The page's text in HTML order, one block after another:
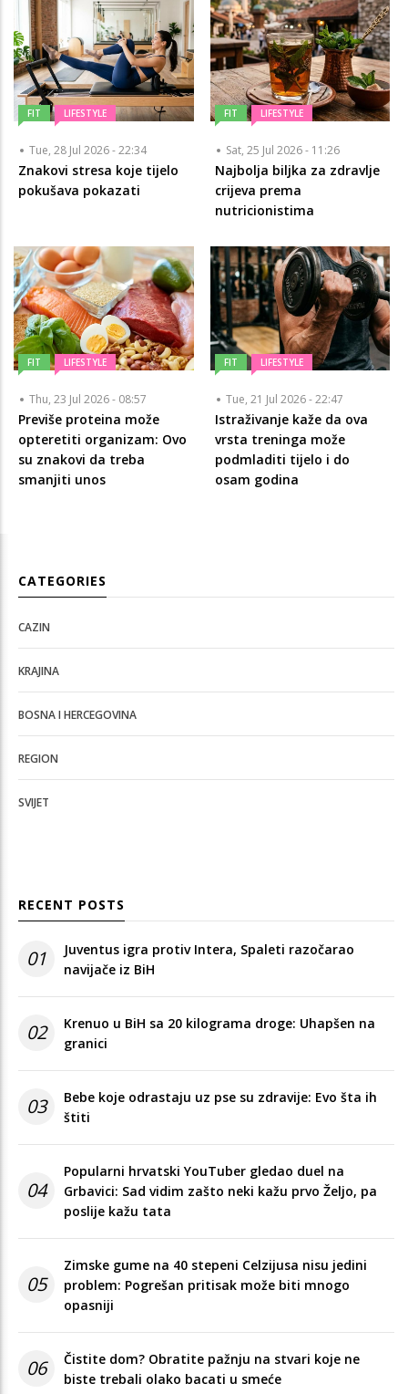
FIT LIFESTYLE
Tue, 28 Jul 2026 - 22:34
Znakovi stresa koje tijelo
pokušava pokazati
FIT LIFESTYLE
Sat, 25 Jul 2026 - 11:26
Najbolja biljka za zdravlje
crijeva prema
nutricionistima
FIT LIFESTYLE
Thu, 23 Jul 2026 - 08:57
Previše proteina može
opteretiti organizam: Ovo
su znakovi da treba
smanjiti unos
FIT LIFESTYLE
Tue, 21 Jul 2026 - 22:47
Istraživanje kaže da ova
vrsta treninga može
podmladiti tijelo i do
osam godina
CATEGORIES
CAZIN
KRAJINA
BOSNA I HERCEGOVINA
REGION
SVIJET
RECENT POSTS
01
Juventus igra protiv Intera, Spaleti razočarao
navijače iz BiH
02
Krenuo u BiH sa 20 kilograma droge: Uhapšen na
granici
03
Bebe koje odrastaju uz pse su zdravije: Evo šta ih
štiti
04
Popularni hrvatski YouTuber gledao duel na
Grbavici: Sad vidim zašto neki kažu prvo Željo, pa
poslije kažu tata
05
Zimske gume na 40 stepeni Celzijusa nisu jedini
problem: Pogrešan pritisak može biti mnogo
opasniji
06
Čistite dom? Obratite pažnju na stvari koje ne
biste trebali olako bacati u smeće